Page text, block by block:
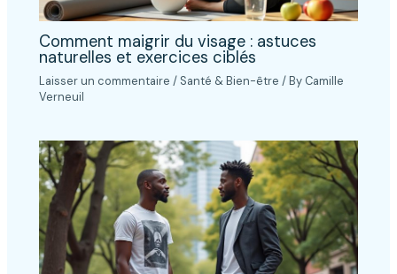
Comment maigrir du visage : astuces
naturelles et exercices ciblés
Laisser un commentaire / Santé & Bien-être / By Camille
Verneuil